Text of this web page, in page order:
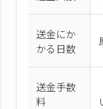
送金にか
かる日数
送金手数
料